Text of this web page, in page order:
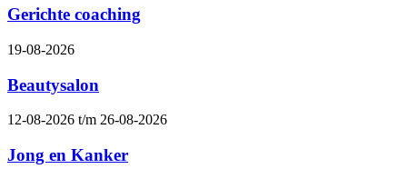
Gerichte coaching
19-08-2026
Beautysalon
12-08-2026 t/m 26-08-2026
Jong en Kanker